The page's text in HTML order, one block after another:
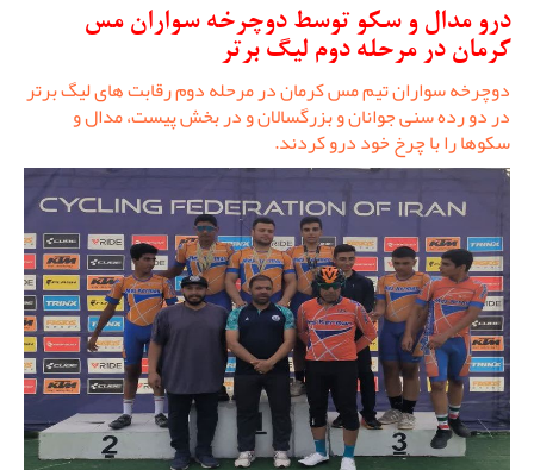
درو مدال و سکو توسط دوچرخه سواران مس
کرمان در مرحله دوم لیگ برتر
دوچرخه سواران تیم مس کرمان در مرحله دوم رقابت های لیگ برتر
در دو رده سنی جوانان و بزرگسالان و در بخش پیست، مدال و
سکوها را با چرخ خود درو کردند.